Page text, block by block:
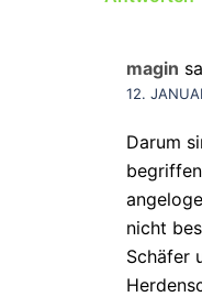
magin
12.
Darum
nicht
Schäfer